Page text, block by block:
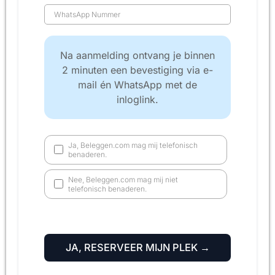
Na aanmelding ontvang je binnen
2 minuten een bevestiging via e-
mail én WhatsApp met de
inloglink.
Ja, Beleggen.com mag mij telefonisch
benaderen.
Nee, Beleggen.com mag mij niet
telefonisch benaderen.
JA, RESERVEER MIJN PLEK →